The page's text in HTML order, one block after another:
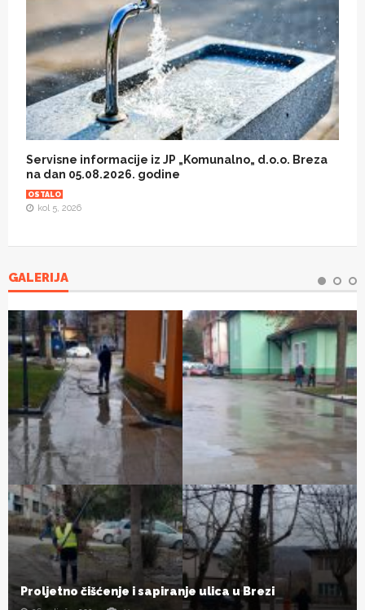
Servisne informacije iz JP „Komunalno„ d.o.o. Breza
na dan 05.08.2026. godine
OSTALO
kol 5, 2026
GALERIJA
Proljetno čišćenje i sapiranje ulica u Brezi